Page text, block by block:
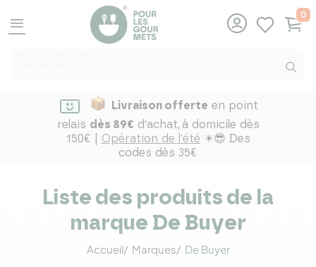
menu
0
Livraison offerte en point
relais dès 89€ d'achat, à domicile dès
150€ | Opération de l'été ☀😎 Des
codes dès 35€
Liste des produits de la
marque De Buyer
Accueil Marques De Buyer